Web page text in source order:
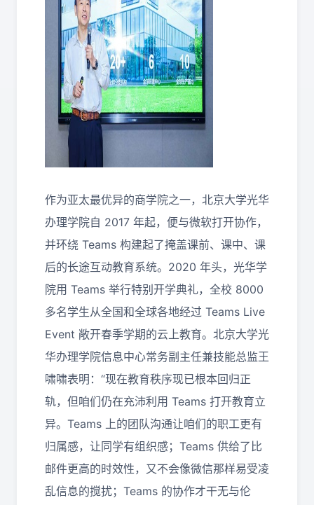
作为亚太最优异的商学院之一，北京大学光华
办理学院自 2017 年起，便与微软打开协作，
并环绕 Teams 构建起了掩盖课前、课中、课
后的长途互动教育系统。2020 年头，光华学
院用 Teams 举行特别开学典礼，全校 8000
多名学生从全国和全球各地经过 Teams Live
Event 敞开春季学期的云上教育。北京大学光
华办理学院信息中心常务副主任兼技能总监王
啸啸表明：“现在教育秩序现已根本回归正
轨，但咱们仍在充沛利用 Teams 打开教育立
异。Teams 上的团队沟通让咱们的职工更有
归属感，让同学有组织感；Teams 供给了比
邮件更高的时效性，又不会像微信那样易受凌
乱信息的搅扰；Teams 的协作才干无与伦